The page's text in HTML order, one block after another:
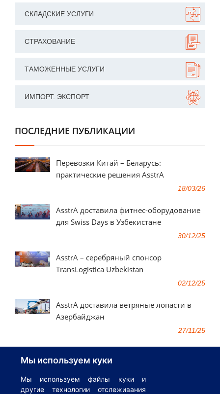
Мы используем куки
Мы используем файлы куки и
другие технологии отслеживания
СКЛАДСКИЕ УСЛУГИ
СТРАХОВАНИЕ
ТАМОЖЕННЫЕ УСЛУГИ
ИМПОРТ. ЭКСПОРТ
ПОСЛЕДНИЕ ПУБЛИКАЦИИ
Перевозки Китай – Беларусь:
практические решения AsstrA
18/03/26
AsstrA доставила фитнес-оборудование
для Swiss Days в Узбекистане
30/12/25
AsstrA – серебряный спонсор
TransLogistica Uzbekistan
02/12/25
AsstrA доставила ветряные лопасти в
Азербайджан
27/11/25
ВСЕ ПУБЛИКАЦИИ